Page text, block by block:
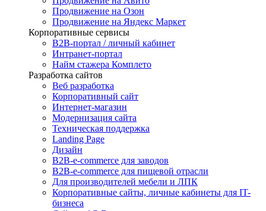
Продвижение на Озон
Продвижение на Яндекс Маркет
Корпоративные сервисы
B2B-портал / личный кабинет
Интранет-портал
Найм стажера Комплето
Разработка сайтов
Веб разработка
Корпоративный сайт
Интернет-магазин
Модернизация сайта
Техническая поддержка
Landing Page
Дизайн
B2B-e-commerce для заводов
B2B-e-commerce для пищевой отрасли
Для производителей мебели и ЛПК
Корпоративные сайты, личные кабинеты для IT-
бизнеса